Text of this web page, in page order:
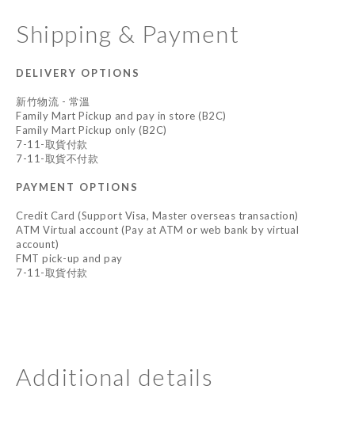
Shipping & Payment
DELIVERY OPTIONS
新竹物流 - 常溫
Family Mart Pickup and pay in store (B2C)
Family Mart Pickup only (B2C)
7-11-取貨付款
7-11-取貨不付款
PAYMENT OPTIONS
Credit Card (Support Visa, Master overseas transaction)
ATM Virtual account (Pay at ATM or web bank by virtual
account)
FMT pick-up and pay
7-11-取貨付款
Additional details